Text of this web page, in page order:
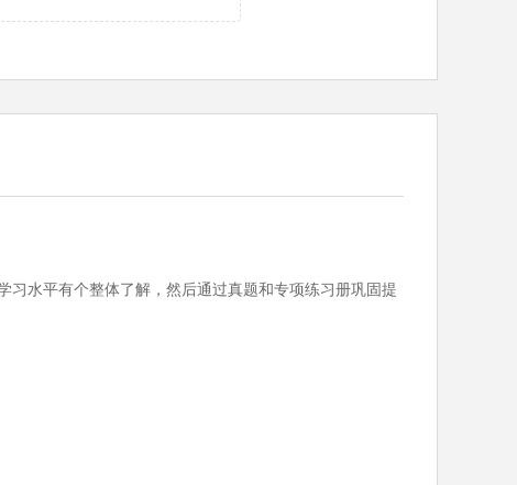
习水平有个整体了解，然后通过真题和专项练习册巩固提